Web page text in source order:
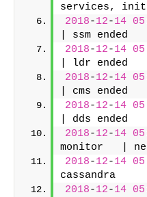
services,
2018-12-14 05
| ssm ended
2018-12-14 05
| ldr ended
2018-12-14 05
| cms ended
2018-12-14 05
| dds ended
2018-12-14 05
monitor   |
2018-12-14 05
cassandra
2018-12-14 05